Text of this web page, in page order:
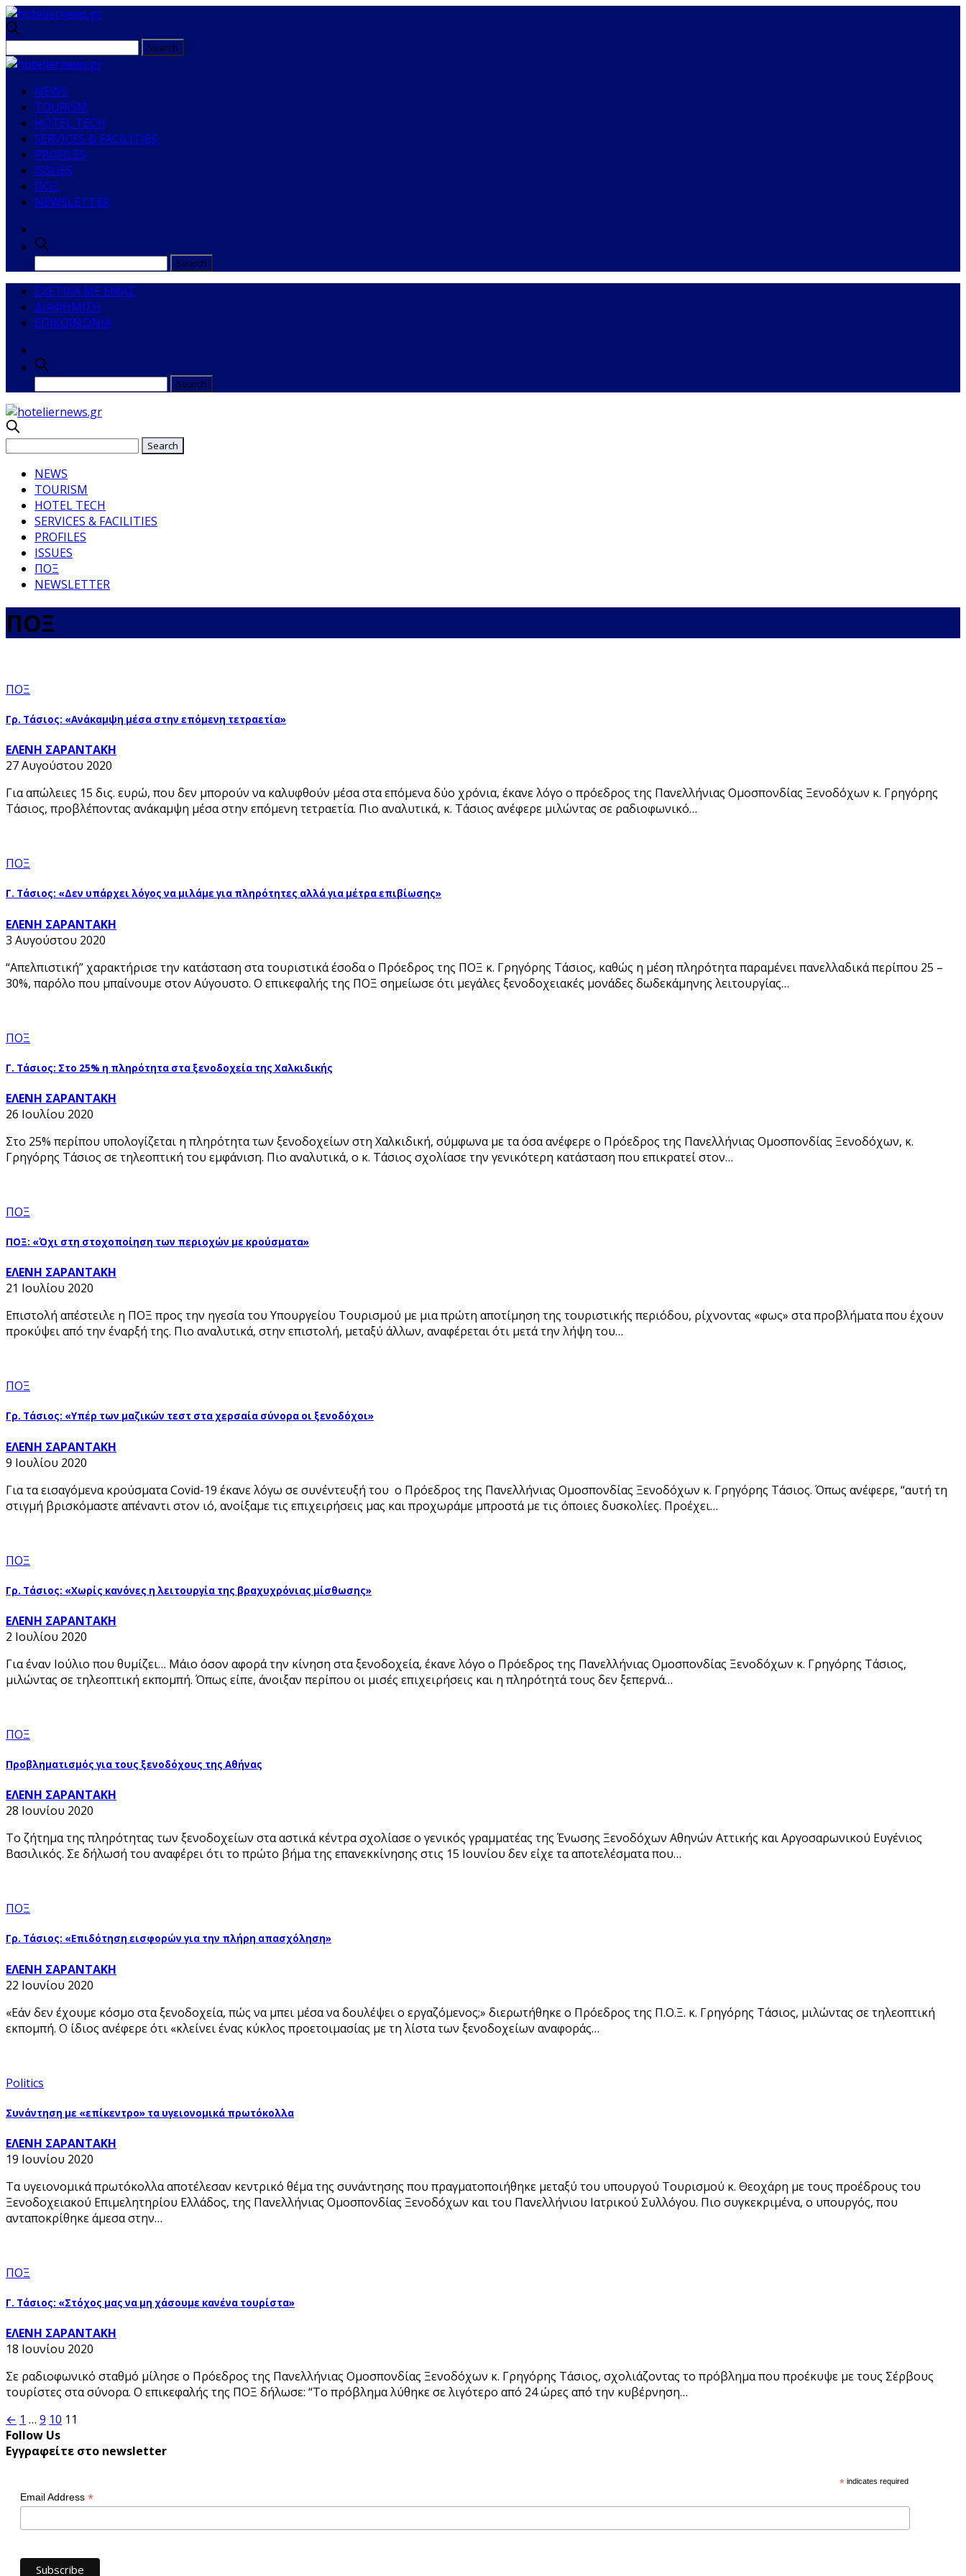
NEWS
TOURISM
HOTEL TECH
SERVICES & FACILITIES
PROFILES
ISSUES
ΠΟΞ
NEWSLETTER
ΣΧΕΤΙΚΑ ΜΕ ΕΜΑΣ
ΔΙΑΦΗΜΙΣΗ
ΕΠΙΚΟΙΝΩΝΙΑ
NEWS
TOURISM
HOTEL TECH
SERVICES & FACILITIES
PROFILES
ISSUES
ΠΟΞ
NEWSLETTER
ΠΟΞ
ΠΟΞ
Γρ. Τάσιος: «Ανάκαμψη μέσα στην επόμενη τετραετία»
ΕΛΕΝΗ ΣΑΡΑΝΤΑΚΗ
27 Αυγούστου 2020
Για απώλειες 15 δις. ευρώ, που δεν μπορούν να καλυφθούν μέσα στα επόμενα δύο χρόνια, έκανε λόγο ο πρόεδρος της Πανελλήνιας Ομοσπονδίας Ξενοδόχων κ. Γρηγόρης
Τάσιος, προβλέποντας ανάκαμψη μέσα στην επόμενη τετραετία. Πιο αναλυτικά, κ. Τάσιος ανέφερε μιλώντας σε ραδιοφωνικό…
ΠΟΞ
Γ. Τάσιος: «Δεν υπάρχει λόγος να μιλάμε για πληρότητες αλλά για μέτρα επιβίωσης»
ΕΛΕΝΗ ΣΑΡΑΝΤΑΚΗ
3 Αυγούστου 2020
“Απελπιστική” χαρακτήρισε την κατάσταση στα τουριστικά έσοδα ο Πρόεδρος της ΠΟΞ κ. Γρηγόρης Τάσιος, καθώς η μέση πληρότητα παραμένει πανελλαδικά περίπου 25 –
30%, παρόλο που μπαίνουμε στον Αύγουστο. Ο επικεφαλής της ΠΟΞ σημείωσε ότι μεγάλες ξενοδοχειακές μονάδες δωδεκάμηνης λειτουργίας…
ΠΟΞ
Γ. Τάσιος: Στο 25% η πληρότητα στα ξενοδοχεία της Χαλκιδικής
ΕΛΕΝΗ ΣΑΡΑΝΤΑΚΗ
26 Ιουλίου 2020
Στο 25% περίπου υπολογίζεται η πληρότητα των ξενοδοχείων στη Χαλκιδική, σύμφωνα με τα όσα ανέφερε ο Πρόεδρος της Πανελλήνιας Ομοσπονδίας Ξενοδόχων, κ.
Γρηγόρης Τάσιος σε τηλεοπτική του εμφάνιση. Πιο αναλυτικά, ο κ. Τάσιος σχολίασε την γενικότερη κατάσταση που επικρατεί στον…
ΠΟΞ
ΠΟΞ: «Όχι στη στοχοποίηση των περιοχών με κρούσματα»
ΕΛΕΝΗ ΣΑΡΑΝΤΑΚΗ
21 Ιουλίου 2020
Επιστολή απέστειλε η ΠΟΞ προς την ηγεσία του Υπουργείου Τουρισμού με μια πρώτη αποτίμηση της τουριστικής περιόδου, ρίχνοντας «φως» στα προβλήματα που έχουν
προκύψει από την έναρξή της. Πιο αναλυτικά, στην επιστολή, μεταξύ άλλων, αναφέρεται ότι μετά την λήψη του…
ΠΟΞ
Γρ. Τάσιος: «Υπέρ των μαζικών τεστ στα χερσαία σύνορα οι ξενοδόχοι»
ΕΛΕΝΗ ΣΑΡΑΝΤΑΚΗ
9 Ιουλίου 2020
Για τα εισαγόμενα κρούσματα Covid-19 έκανε λόγω σε συνέντευξή του ο Πρόεδρος της Πανελλήνιας Ομοσπονδίας Ξενοδόχων κ. Γρηγόρης Τάσιος. Όπως ανέφερε, “αυτή τη
στιγμή βρισκόμαστε απέναντι στον ιό, ανοίξαμε τις επιχειρήσεις μας και προχωράμε μπροστά με τις όποιες δυσκολίες. Προέχει…
ΠΟΞ
Γρ. Τάσιος: «Χωρίς κανόνες η λειτουργία της βραχυχρόνιας μίσθωσης»
ΕΛΕΝΗ ΣΑΡΑΝΤΑΚΗ
2 Ιουλίου 2020
Για έναν Ιούλιο που θυμίζει… Μάιο όσον αφορά την κίνηση στα ξενοδοχεία, έκανε λόγο ο Πρόεδρος της Πανελλήνιας Ομοσπονδίας Ξενοδόχων κ. Γρηγόρης Τάσιος,
μιλώντας σε τηλεοπτική εκπομπή. Όπως είπε, άνοιξαν περίπου οι μισές επιχειρήσεις και η πληρότητά τους δεν ξεπερνά…
ΠΟΞ
Προβληματισμός για τους ξενοδόχους της Αθήνας
ΕΛΕΝΗ ΣΑΡΑΝΤΑΚΗ
28 Ιουνίου 2020
Το ζήτημα της πληρότητας των ξενοδοχείων στα αστικά κέντρα σχολίασε ο γενικός γραμματέας της Ένωσης Ξενοδόχων Αθηνών Αττικής και Αργοσαρωνικού Ευγένιος
Βασιλικός. Σε δήλωσή του αναφέρει ότι το πρώτο βήμα της επανεκκίνησης στις 15 Ιουνίου δεν είχε τα αποτελέσματα που…
ΠΟΞ
Γρ. Τάσιος: «Επιδότηση εισφορών για την πλήρη απασχόληση»
ΕΛΕΝΗ ΣΑΡΑΝΤΑΚΗ
22 Ιουνίου 2020
«Εάν δεν έχουμε κόσμο στα ξενοδοχεία, πώς να μπει μέσα να δουλέψει ο εργαζόμενος;» διερωτήθηκε ο Πρόεδρος της Π.Ο.Ξ. κ. Γρηγόρης Τάσιος, μιλώντας σε τηλεοπτική
εκπομπή. Ο ίδιος ανέφερε ότι «κλείνει ένας κύκλος προετοιμασίας με τη λίστα των ξενοδοχείων αναφοράς…
Politics
Συνάντηση με «επίκεντρο» τα υγειονομικά πρωτόκολλα
ΕΛΕΝΗ ΣΑΡΑΝΤΑΚΗ
19 Ιουνίου 2020
Τα υγειονομικά πρωτόκολλα αποτέλεσαν κεντρικό θέμα της συνάντησης που πραγματοποιήθηκε μεταξύ του υπουργού Τουρισμού κ. Θεοχάρη με τους προέδρους του
Ξενοδοχειακού Επιμελητηρίου Ελλάδος, της Πανελλήνιας Ομοσπονδίας Ξενοδόχων και του Πανελλήνιου Ιατρικού Συλλόγου. Πιο συγκεκριμένα, ο υπουργός, που
ανταποκρίθηκε άμεσα στην…
ΠΟΞ
Γ. Τάσιος: «Στόχος μας να μη χάσουμε κανένα τουρίστα»
ΕΛΕΝΗ ΣΑΡΑΝΤΑΚΗ
18 Ιουνίου 2020
Σε ραδιοφωνικό σταθμό μίλησε ο Πρόεδρος της Πανελλήνιας Ομοσπονδίας Ξενοδόχων κ. Γρηγόρης Τάσιος, σχολιάζοντας το πρόβλημα που προέκυψε με τους Σέρβους
τουρίστες στα σύνορα. Ο επικεφαλής της ΠΟΞ δήλωσε: “Το πρόβλημα λύθηκε σε λιγότερο από 24 ώρες από την κυβέρνηση…
Σελιδοποίηση
άρθρων
← 1 … 9 10 11
Follow Us
Εγγραφείτε στο newsletter
* indicates required
Email Address *